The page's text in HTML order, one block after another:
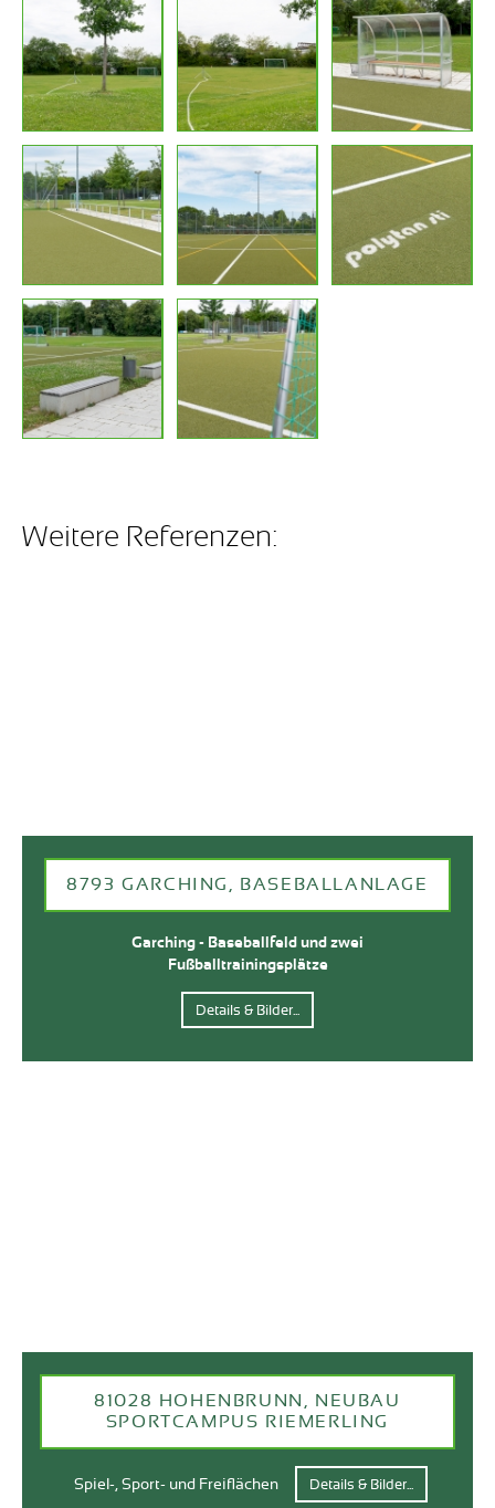
Weitere Referenzen:
8793 GARCHING, BASEBALLANLAGE
Garching - Baseballfeld und zwei
Fußballtrainingsplätze
Details & Bilder...
81028 HOHENBRUNN, NEUBAU
SPORTCAMPUS RIEMERLING
Spiel-, Sport- und Freiflächen Details & Bilder...